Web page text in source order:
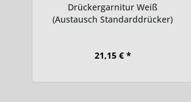
Drückergarnitur Weiß
(Austausch Standarddrücker)
21,15 € *